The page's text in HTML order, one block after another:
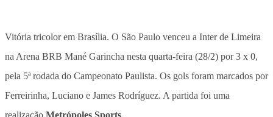
Vitória tricolor em Brasília. O São Paulo venceu a Inter de Limeira
na Arena BRB Mané Garincha nesta quarta-feira (28/2) por 3 x 0,
pela 5ª rodada do Campeonato Paulista. Os gols foram marcados por
Ferreirinha, Luciano e James Rodríguez. A partida foi uma
realização Metrópoles Sports.